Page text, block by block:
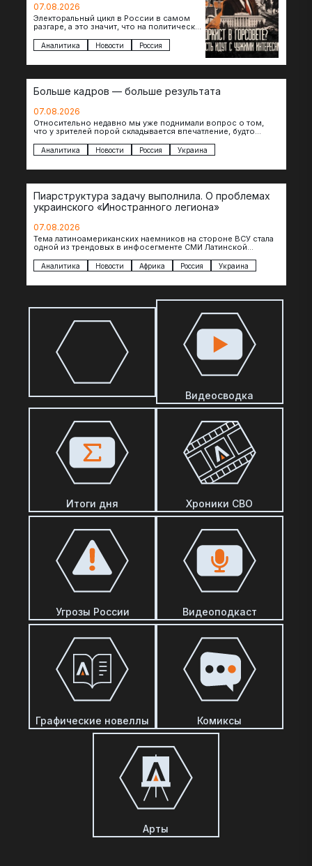
07.08.2026
Электоральный цикл в России в самом
разгаре, а это значит, что на политическое
сомнительной репутацией….
Аналитика Новости Россия
Больше кадров — больше результата
07.08.2026
Относительно недавно мы уже поднимали вопрос о том,
что у зрителей порой складывается впечатление, будто
Аналитика Новости Россия Украина
Пиарструктура задачу выполнила. О проблемах
украинского «Иностранного легиона»
07.08.2026
Тема латиноамериканских наемников на стороне ВСУ стала
одной из трендовых в инфосегменте СМИ Латинской
Аналитика Новости Африка Россия Украина
Видеосводка
Итоги дня Хроники СВО
Угрозы России Видеоподкаст
Графические новеллы Комиксы
Арты